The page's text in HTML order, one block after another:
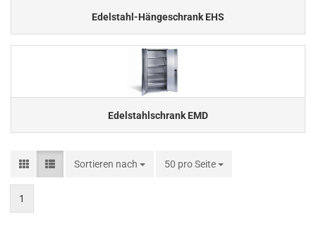
Edelstahl-Hängeschrank EHS
Edelstahlschrank EMD
Sortieren nach
Sortieren nach 50 pro Seite
pro Seite
1